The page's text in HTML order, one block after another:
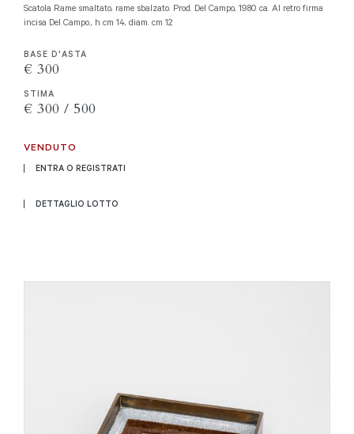
Scatola Rame smaltato, rame sbalzato. Prod. Del Campo, 1980 ca. Al retro firma
incisa Del Campo., h cm 14, diam. cm 12
BASE D'ASTA
€ 300
STIMA
€ 300 / 500
VENDUTO
ENTRA O REGISTRATI
DETTAGLIO LOTTO